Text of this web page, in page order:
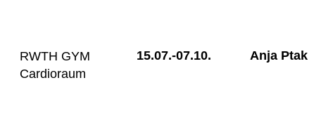
RWTH GYM
Cardioraum
15.07.-07.10. Anja Ptak